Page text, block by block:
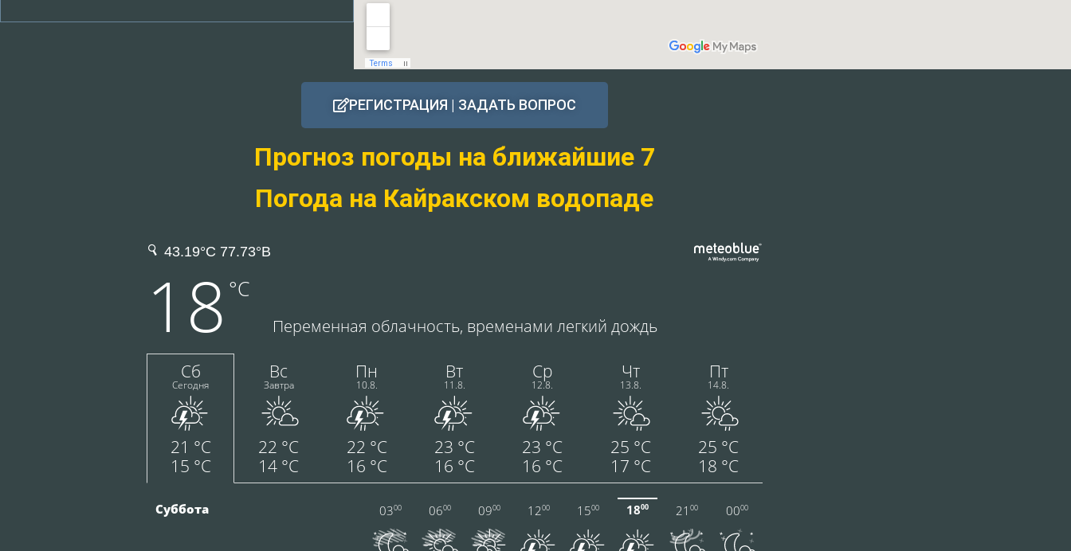
РЕГИСТРАЦИЯ | ЗАДАТЬ ВОПРОС
Прогноз погоды на ближайшие 7
Погода на Кайракском водопаде